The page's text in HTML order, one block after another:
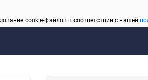
cookie-файлов в соответствии с нашей